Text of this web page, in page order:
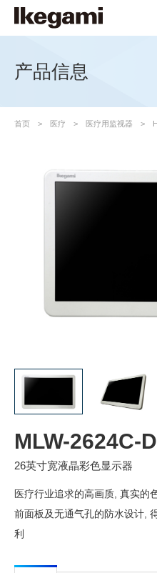
产品信息
首页 医疗 医疗用监视器
MLW-2624C-
26英寸宽液晶彩色显示器
医疗行业追求的高画质, 真实的
前面板及无通气孔的防水设计,
利